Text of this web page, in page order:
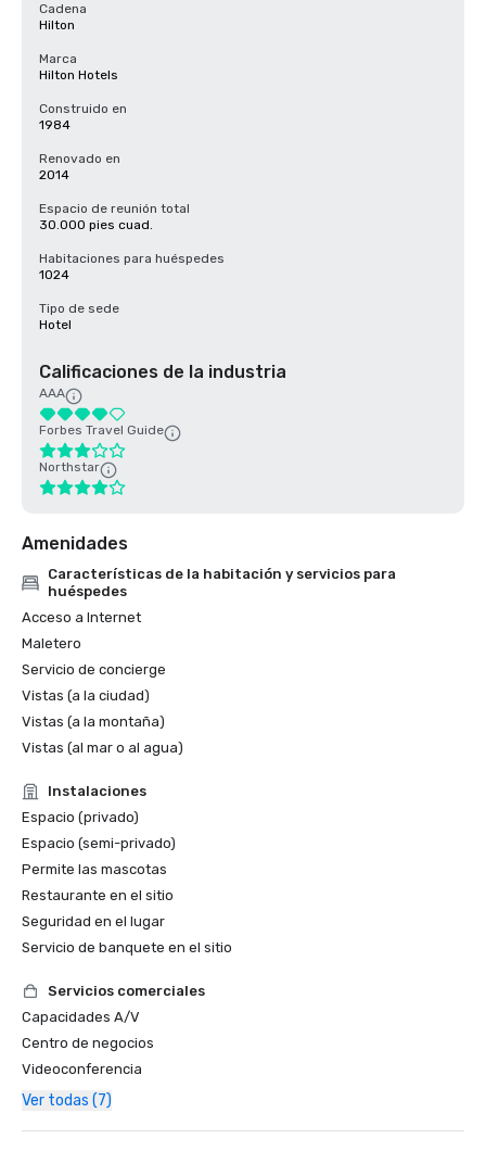
Cadena
Hilton
Marca
Hilton Hotels
Construido en
1984
Renovado en
2014
Espacio de reunión total
30.000 pies cuad.
Habitaciones para huéspedes
1024
Tipo de sede
Hotel
Calificaciones de la industria
AAA
Forbes Travel Guide
Northstar
Amenidades
Características de la habitación y servicios para
huéspedes
Acceso a Internet
Maletero
Servicio de concierge
Vistas (a la ciudad)
Vistas (a la montaña)
Vistas (al mar o al agua)
Instalaciones
Espacio (privado)
Espacio (semi-privado)
Permite las mascotas
Restaurante en el sitio
Seguridad en el lugar
Servicio de banquete en el sitio
Servicios comerciales
Capacidades A/V
Centro de negocios
Videoconferencia
Ver todas (7)